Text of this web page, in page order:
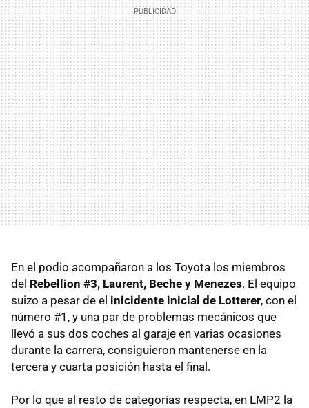
En el podio acompañaron a los Toyota los miembros
del Rebellion #3, Laurent, Beche y Menezes. El equipo
suizo a pesar de el inicidente inicial de Lotterer, con el
número #1, y una par de problemas mecánicos que
llevó a sus dos coches al garaje en varias ocasiones
durante la carrera, consiguieron mantenerse en la
tercera y cuarta posición hasta el final.
Por lo que al resto de categorías respecta, en LMP2 la